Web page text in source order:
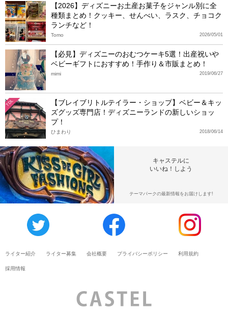
【2026】ディズニーお土産お菓子をジャンル別に全
種類まとめ！クッキー、せんべい、ラスク、チョコク
ランチなど！
2026/05/01
Tomo
【必見】ディズニーのおむつケーキ5選！出産祝いや
ベビーギフトにおすすめ！手作り＆市販まとめ！
2019/06/27
mimi
TDL
【ブレイブリトルテイラー・ショップ】ベビー＆キッ
ズグッズ専門店！ディズニーランドの新しいショッ
プ！
2018/06/14
ひまわり
キャステルに
いいね！しよう
テーマパークの最新情報をお届けします!
ライター紹介 ライター募集 会社概要 プライバシーポリシー 利用規約
採用情報